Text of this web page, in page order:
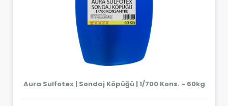
Aura Sulfotex | Sondaj Köpüğü | 1/700 Kons. - 60kg